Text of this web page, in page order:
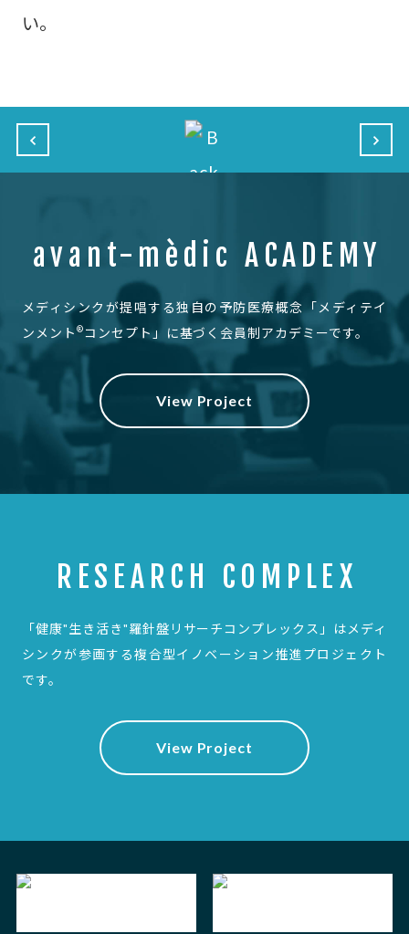
い。
avant-mèdic ACADEMY
メディシンクが提唱する独自の予防医療概念 「メディテイ
ンメント ®コンセプト」に基づく会員制アカデミーです。
View Project
RESEARCH COMPLEX
「健康"生き活き"羅針盤リサーチコンプレックス」は メディ
シンクが参画する複合型イノベーション推進プロジェクト
です。
View Project